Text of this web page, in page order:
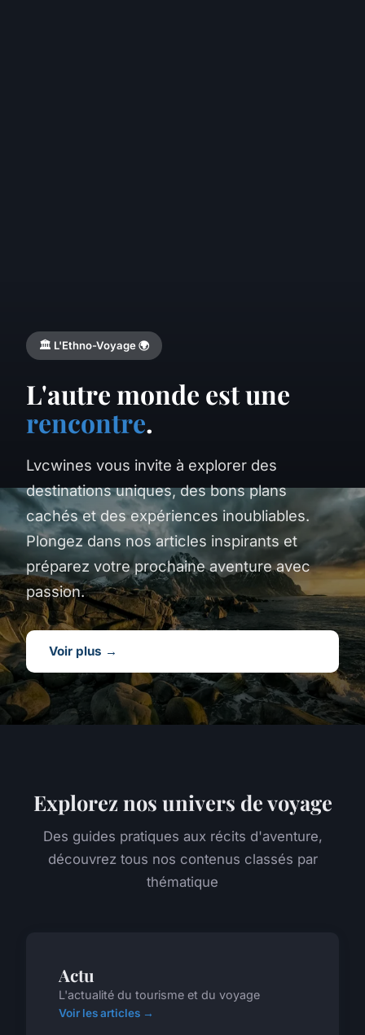
🏛️ L'Ethno-Voyage 🌍
L'autre monde est une
rencontre.
Lvcwines vous invite à explorer des
destinations uniques, des bons plans
cachés et des expériences inoubliables.
Plongez dans nos articles inspirants et
préparez votre prochaine aventure avec
passion.
Voir plus →
Explorez nos univers de voyage
Des guides pratiques aux récits d'aventure,
découvrez tous nos contenus classés par
thématique
Actu
L'actualité du tourisme et du voyage
Voir les articles →